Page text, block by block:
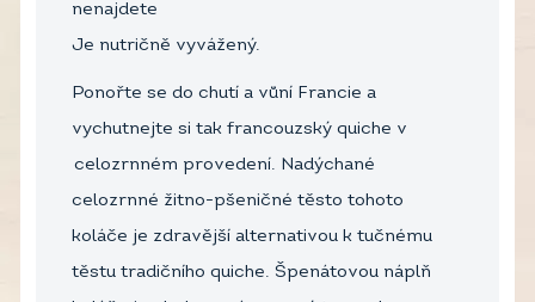
nenajdete
Je nutričně vyvážený.
Ponořte se do chutí a vůní Francie a
vychutnejte si tak francouzský quiche v
celozrnném provedení. Nadýchané
celozrnné žitno-pšeničné těsto tohoto
koláče je zdravější alternativou k tučnému
těstu tradičního quiche. Špenátovou náplň